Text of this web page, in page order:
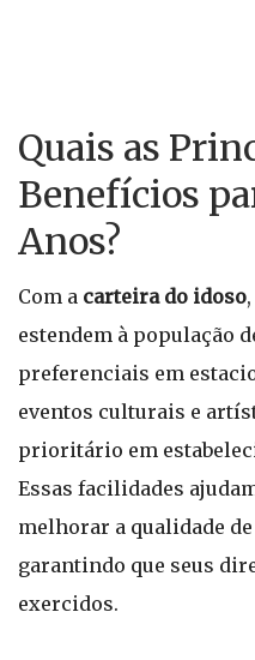
Quais as
Benefícios
Anos?
Com a carteira do idoso
estendem à população
preferenciais em
eventos culturais e
prioritário em
Essas facilidades
melhorar a qualidade
garantindo que seus
exercidos.